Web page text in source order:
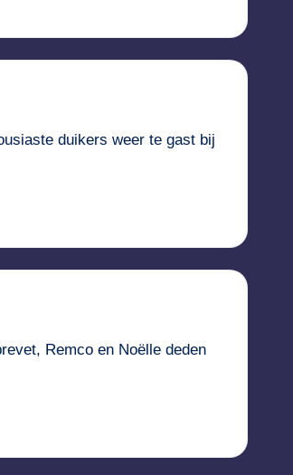
duikers weer te gast bij
Remco en Noëlle deden